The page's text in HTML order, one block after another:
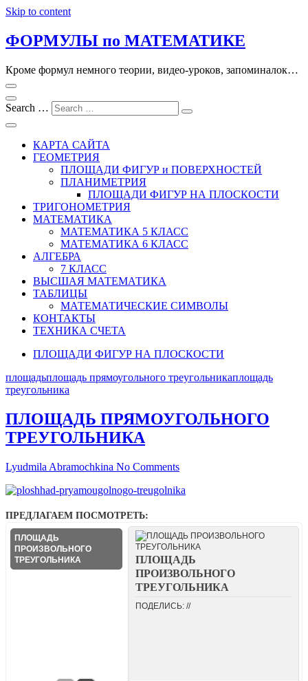
Skip to content
ФОРМУЛЫ по МАТЕМАТИКЕ
Кроме формул немного теории, видео-уроков, запоминалок…
Search …
КАРТА САЙТА
ГЕОМЕТРИЯ
ПЛОЩАДИ ФИГУР и ПОВЕРХНОСТЕЙ
ПЛАНИМЕТРИЯ
ПЛОЩАДИ ФИГУР НА ПЛОСКОСТИ
ТРИГОНОМЕТРИЯ
МАТЕМАТИКА
МАТЕМАТИКА 5 КЛАСС
МАТЕМАТИКА 6 КЛАСС
АЛГЕБРА
7 КЛАСС
ВЫСШАЯ МАТЕМАТИКА
ТАБЛИЦЫ
МАТЕМАТИЧЕСКИЕ СИМВОЛЫ
КОНТАКТЫ
ТЕХНИКА СЧЕТА
ПЛОЩАДИ ФИГУР НА ПЛОСКОСТИ
площадьплощадь прямоугольного треугольникаплощадь
треугольника
ПЛОЩАДЬ ПРЯМОУГОЛЬНОГО
ТРЕУГОЛЬНИКА
Lyudmila Abramochkina No Comments
ПРЕДЛАГАЕМ ПОСМОТРЕТЬ:
ПЛОЩАДЬ
ПРОИЗВОЛЬНОГО
ТРЕУГОЛЬНИКА
ПОДЕЛИСЬ: //
ПЛОЩАДЬ
ПРОИЗВОЛЬНОГО
ТРЕУГОЛЬНИКА